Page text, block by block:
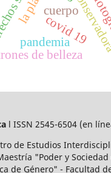
cuerpo
de belleza
covid 19
pandemia
l ISSN 2545-6504 (en
de Estudios
"Poder y Sociedad
de Género" - Facultad